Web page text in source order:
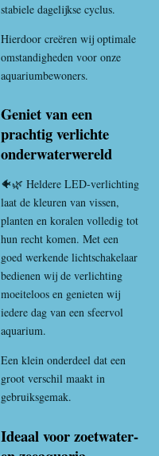
stabiele dagelijkse cyclus.
Hierdoor creëren wij optimale
omstandigheden voor onze
aquariumbewoners.
Geniet van een
prachtig verlichte
onderwaterwereld
🐠🌿 Heldere LED-verlichting
laat de kleuren van vissen,
planten en koralen volledig tot
hun recht komen. Met een
goed werkende lichtschakelaar
bedienen wij de verlichting
moeiteloos en genieten wij
iedere dag van een sfeervol
aquarium.
Een klein onderdeel dat een
groot verschil maakt in
gebruiksgemak.
Ideaal voor zoetwater-